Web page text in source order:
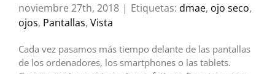
noviembre 27th, 2018 | Etiquetas: dmae, ojo seco,
ojos, Pantallas, Vista
Cada vez pasamos más tiempo delante de las pantallas
de los ordenadores, los smartphones o las tablets.